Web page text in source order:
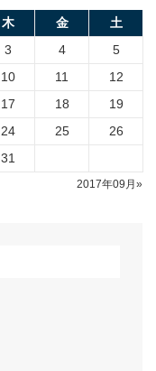
木 金
土
3 4
5
10 11
12
17 18
19
24 25
26
31
2017年09月»